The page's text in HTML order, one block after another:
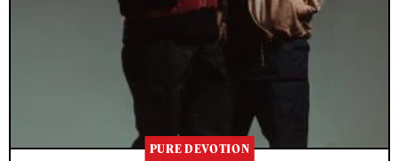
PURE DEVOTION